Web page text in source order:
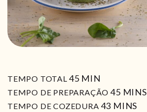
TEMPO TOTAL 45MIN
MIN
TEMPO DE PREPARAÇÃO 45MIN
MINS
TEMPO DE COZEDURA 43 MIN
MINS